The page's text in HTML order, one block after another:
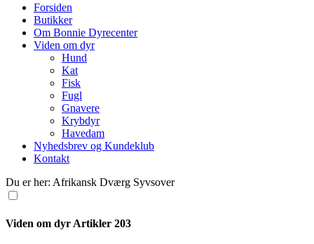
Forsiden
Butikker
Om Bonnie Dyrecenter
Viden om dyr
Hund
Kat
Fisk
Fugl
Gnavere
Krybdyr
Havedam
Nyhedsbrev og Kundeklub
Kontakt
Du er her: Afrikansk Dværg Syvsover
Viden om dyr Artikler 203